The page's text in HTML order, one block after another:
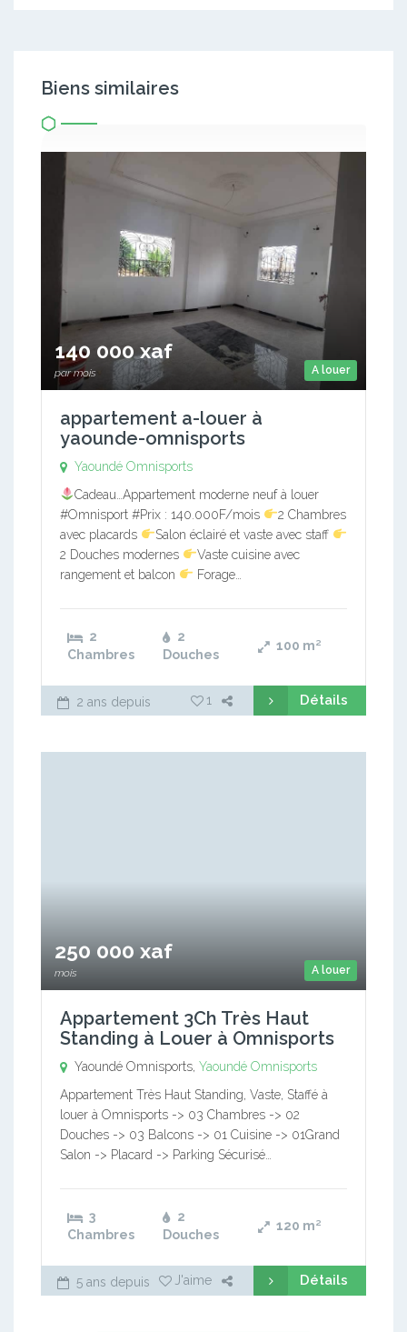
Biens similaires
A louer
140 000 xaf
par mois
appartement a-louer à
yaounde-omnisports
Yaoundé Omnisports
Cadeau…Appartement moderne neuf à louer
#Omnisport #Prix : 140.000F/mois
2 Chambres
avec placards
Salon éclairé et vaste avec staff
2 Douches modernes
Vaste cuisine avec
rangement et balcon
Forage…
2
Chambres
2
Douches
100 m²
2 ans depuis 1 Détails
A louer
250 000 xaf
mois
Appartement 3Ch Très Haut
Standing à Louer à Omnisports
Yaoundé Omnisports, Yaoundé Omnisports
Appartement Très Haut Standing, Vaste, Staffé à
louer à Omnisports -> 03 Chambres -> 02
Douches -> 03 Balcons -> 01 Cuisine -> 01Grand
Salon -> Placard -> Parking Sécurisé…
3
Chambres
2
Douches
120 m²
5 ans depuis J'aime Détails